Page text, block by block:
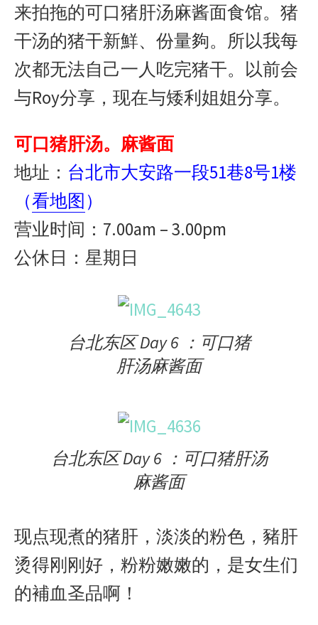
来拍拖的可口猪肝汤麻酱面食馆。猪
干汤的猪干新鮮、份量夠。所以我每
次都无法自己一人吃完猪干。以前会
与Roy分享，现在与矮利姐姐分享。
可口猪肝汤。麻酱面
地址： 台北市大安路一段51巷8号1楼
（看地图）
营业时间：7.00am – 3.00pm
公休日：星期日
台北东区 Day 6 ：可口猪
肝汤麻酱面
台北东区 Day 6 ：可口猪肝汤
麻酱面
现点现煮的猪肝，淡淡的粉色，豬肝
烫得刚刚好，粉粉嫩嫩的，是女生们
的補血圣品啊！